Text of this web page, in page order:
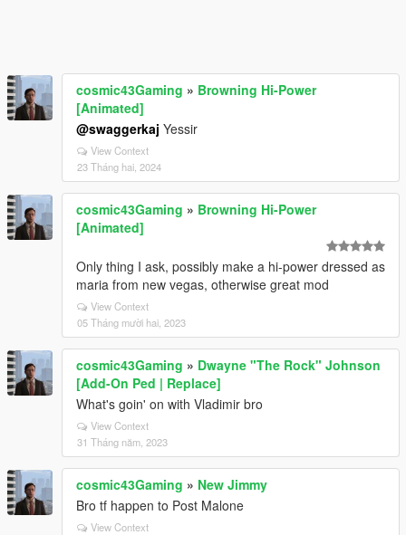
cosmic43Gaming » Browning Hi-Power
[Animated]
@swaggerkaj Yessir
View Context
23 Tháng hai, 2024
cosmic43Gaming » Browning Hi-Power
[Animated]
Only thing I ask, possibly make a hi-power dressed as
maria from new vegas, otherwise great mod
View Context
05 Tháng mười hai, 2023
cosmic43Gaming » Dwayne "The Rock" Johnson
[Add-On Ped | Replace]
What's goin' on with Vladimir bro
View Context
31 Tháng năm, 2023
cosmic43Gaming » New Jimmy
Bro tf happen to Post Malone
View Context